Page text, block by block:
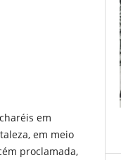
em
em meio
proclamada,